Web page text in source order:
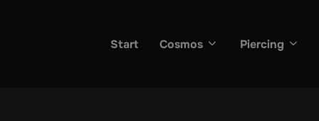
Start Cosmos Piercing